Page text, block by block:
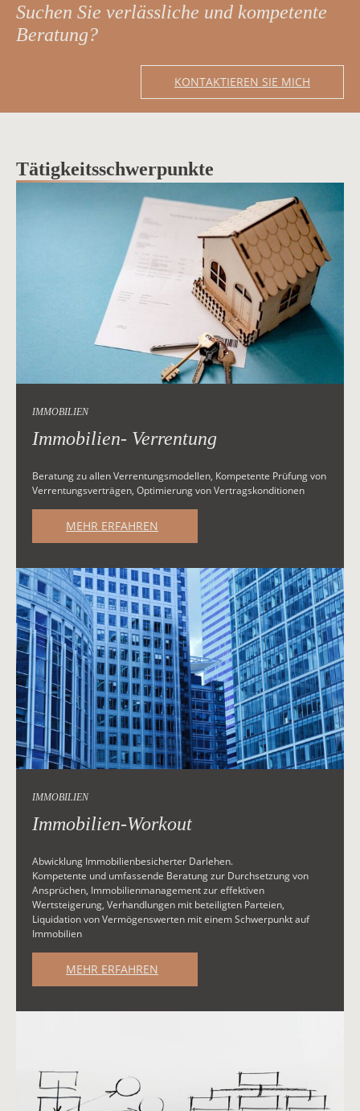
Suchen Sie verlässliche und kompetente
Beratung?
KONTAKTIEREN SIE MICH
Tätigkeitsschwerpunkte
IMMOBILIEN
Immobilien- Verrentung
Beratung zu allen Verrentungsmodellen, Kompetente Prüfung von
Verrentungsverträgen, Optimierung von Vertragskonditionen
MEHR ERFAHREN
IMMOBILIEN
Immobilien-Workout
Abwicklung Immobilienbesicherter Darlehen.
Kompetente und umfassende Beratung zur Durchsetzung von
Ansprüchen, Immobilienmanagement zur effektiven
Wertsteigerung, Verhandlungen mit beteiligten Parteien,
Liquidation von Vermögenswerten mit einem Schwerpunkt auf
Immobilien
MEHR ERFAHREN